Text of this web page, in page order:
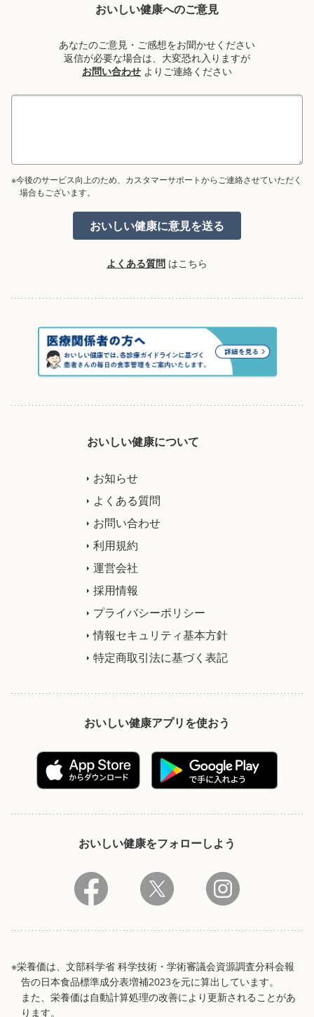
おいしい健康へのご意見
あなたのご意見・ご感想をお聞かせください
返信が必要な場合は、大変恐れ入りますが
お問い合わせ よりご連絡ください
※今後のサービス向上のため、カスタマーサポートからご連絡させていただく
場合もございます。
よくある質問 はこちら
おいしい健康について
お知らせ
よくある質問
お問い合わせ
利用規約
運営会社
採用情報
プライバシーポリシー
情報セキュリティ基本方針
特定商取引法に基づく表記
おいしい健康アプリを使おう
おいしい健康をフォローしよう
※栄養価は、文部科学省 科学技術・学術審議会資源調査分科会報
告の日本食品標準成分表増補2023を元に算出しています。
また、栄養価は自動計算処理の改善により更新されることがあ
ります。